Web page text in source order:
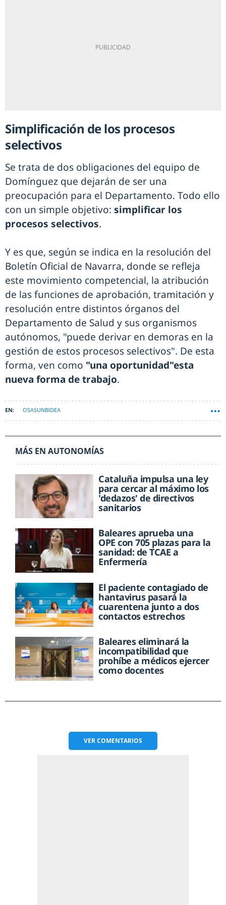
Simplificación de los procesos
selectivos
Se trata de dos obligaciones del equipo de
Domínguez que dejarán de ser una
preocupación para el Departamento. Todo ello
con un simple objetivo: simplificar los
procesos selectivos.
Y es que, según se indica en la resolución del
Boletín Oficial de Navarra, donde se refleja
este movimiento competencial, la atribución
de las funciones de aprobación, tramitación y
resolución entre distintos órganos del
Departamento de Salud y sus organismos
autónomos, "puede derivar en demoras en la
gestión de estos procesos selectivos". De esta
forma, ven como "una oportunidad"esta
nueva forma de trabajo.
OSASUNBIDEA
MÁS EN AUTONOMÍAS
Cataluña impulsa una ley
para cercar al máximo los
'dedazos' de directivos
sanitarios
Baleares aprueba una
OPE con 705 plazas para la
sanidad: de TCAE a
Enfermería
El paciente contagiado de
hantavirus pasará la
cuarentena junto a dos
contactos estrechos
Baleares eliminará la
incompatibilidad que
prohíbe a médicos ejercer
como docentes
VERCOMENTARIOS